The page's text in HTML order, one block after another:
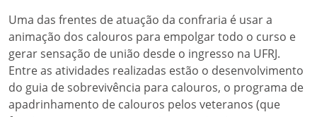
Uma das frentes de atuação da confraria é usar a
animação dos calouros para empolgar todo o curso e
gerar sensação de união desde o ingresso na UFRJ.
Entre as atividades realizadas estão o desenvolvimento
do guia de sobrevivência para calouros, o programa de
apadrinhamento de calouros pelos veteranos (que